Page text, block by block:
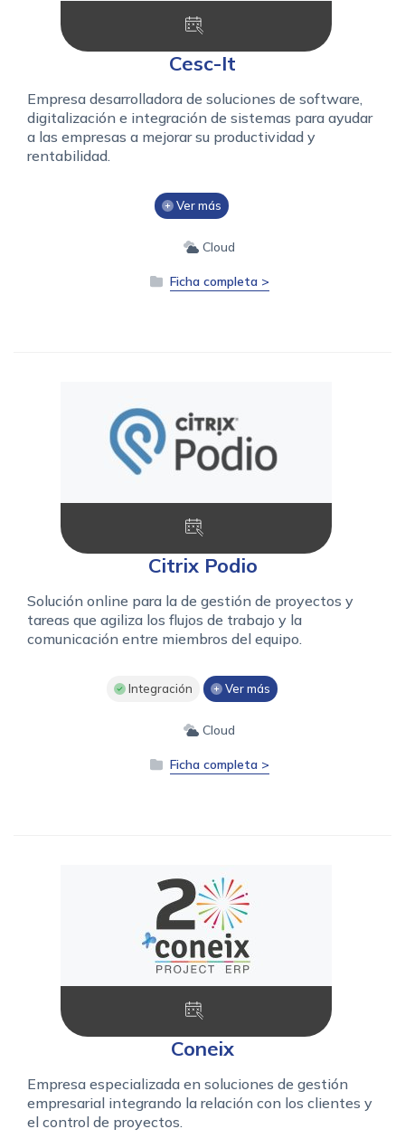
Cesc-It
Empresa desarrolladora de soluciones de software,
digitalización e integración de sistemas para ayudar
a las empresas a mejorar su productividad y
rentabilidad.
Ver más
Cloud
Ficha completa >
Citrix Podio
Solución online para la de gestión de proyectos y
tareas que agiliza los flujos de trabajo y la
comunicación entre miembros del equipo.
Integración Ver más
Cloud
Ficha completa >
Coneix
Empresa especializada en soluciones de gestión
empresarial integrando la relación con los clientes y
el control de proyectos.